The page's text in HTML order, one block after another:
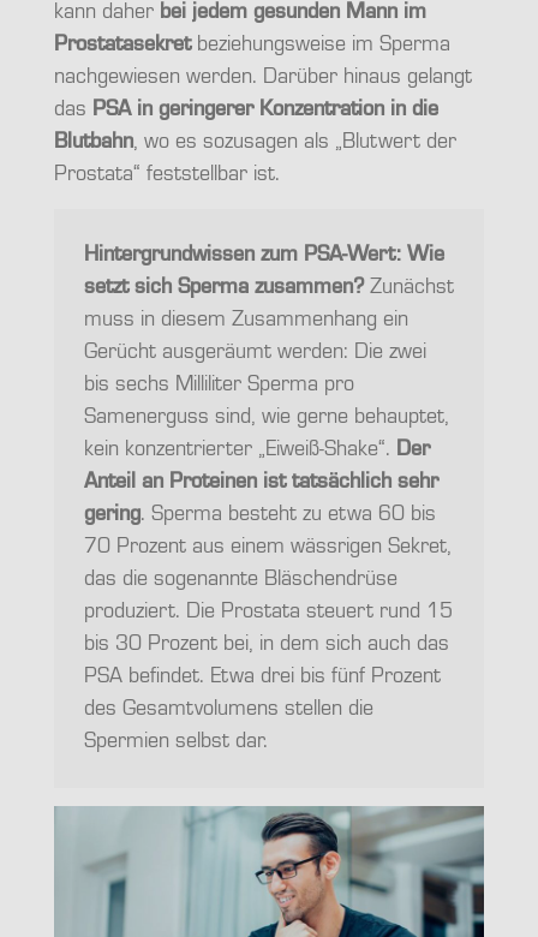
kann daher bei jedem gesunden Mann im
Prostatasekretbeziehungsweise im Sperma
nachgewiesen werden. Darüber hinaus gelangt
das PSA in geringerer Konzentration in die
Blutbahn, wo es sozusagen als „Blutwert der
Prostata“ feststellbar ist.
Hintergrundwissen zum PSA-Wert: Wie
setzt sich Sperma zusammen?Zunächst
muss in diesem Zusammenhang ein
Gerücht ausgeräumt werden: Die zwei
bis sechs Milliliter Sperma pro
Samenerguss sind, wie gerne behauptet,
kein konzentrierter „Eiweiß-Shake“. Der
Anteil an Proteinen ist tatsächlich sehr
gering. Sperma besteht zu etwa 60 bis
70 Prozent aus einem wässrigen Sekret,
das die sogenannte Bläschendrüse
produziert. Die Prostata steuert rund 15
bis 30 Prozent bei, in dem sich auch das
PSA befindet. Etwa drei bis fünf Prozent
des Gesamtvolumens stellen die
Spermien selbst dar.